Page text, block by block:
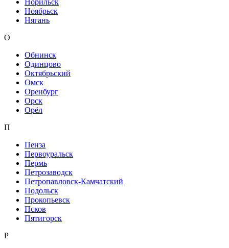
Норильск
Ноябрьск
Нягань
О
Обнинск
Одинцово
Октябрьский
Омск
Оренбург
Орск
Орёл
П
Пенза
Первоуральск
Пермь
Петрозаводск
Петропавловск-Камчатский
Подольск
Прокопьевск
Псков
Пятигорск
Р